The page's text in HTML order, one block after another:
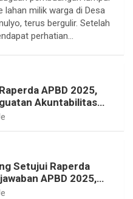
lahan milik warga di Desa
terus bergulir. Setelah
perhatian…
APBD 2025,
Akuntabilitas
Lampung
Setujui Raperda
APBD 2025,